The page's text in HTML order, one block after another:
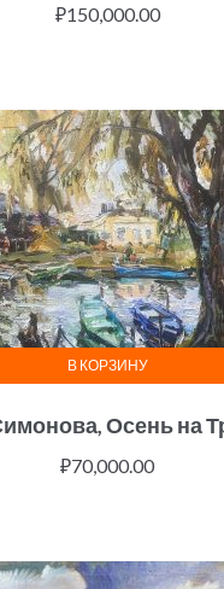
₽150,000.00
Осень на
₽70,000.00
В КОРЗИНУ